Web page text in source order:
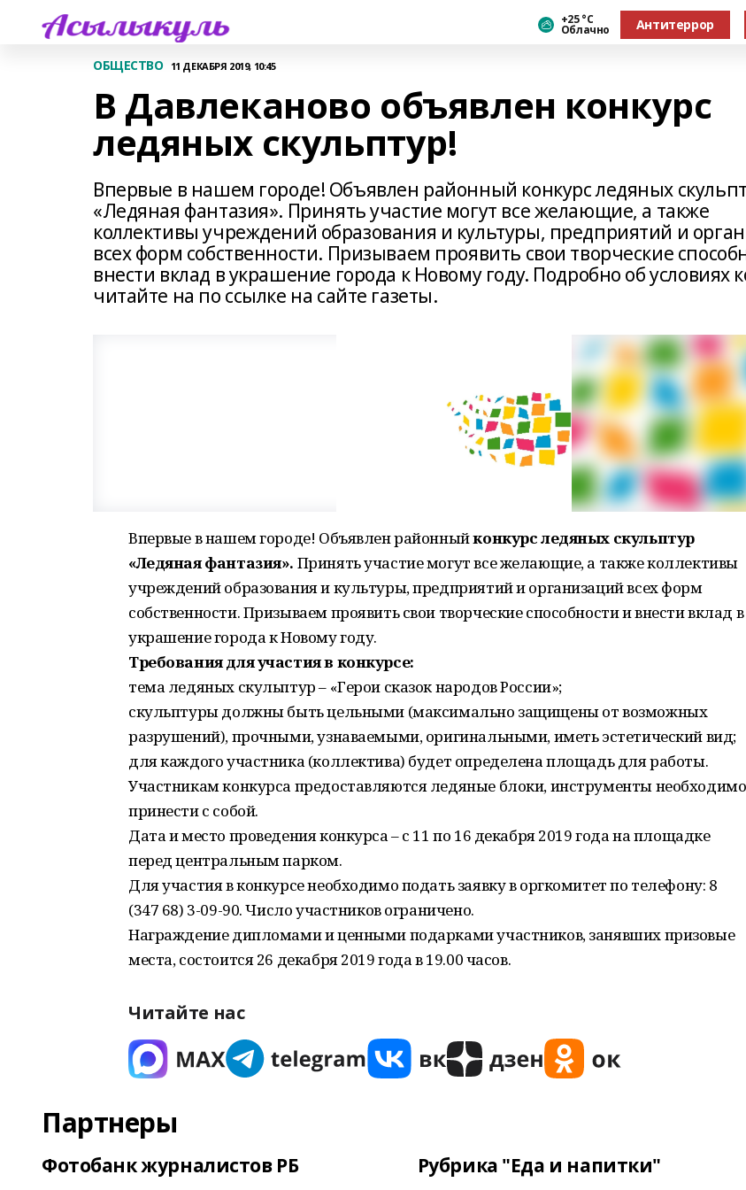
+25 °С
Облачно Антитеррор
ОБЩЕСТВО 11 ДЕКАБРЯ 2019, 10:45
В Давлеканово объявлен конкурс
ледяных скульптур!
Впервые в нашем городе! Объявлен районный конкурс ледяных
«Ледяная фантазия». Принять участие могут все желающие, а также
коллективы учреждений образования и культуры, предприятий и
всех форм собственности. Призываем проявить свои творческие
внести вклад в украшение города к Новому году. Подробно об условиях
читайте на по ссылке на сайте газеты.
Впервые в нашем городе! Объявлен районныйконкурс ледяных скульптур
«Ледяная фантазия». Принять участие могут все желающие, а также коллективы
учреждений образования и культуры, предприятий и организаций всех форм
собственности. Призываем проявить свои творческие способности и внести вклад в
украшение города к Новому году.
Требования для участия в конкурсе:
тема ледяных скульптур – «Герои сказок народов России»;
скульптуры должны быть цельными (максимально защищены от возможных
разрушений), прочными, узнаваемыми, оригинальными, иметь эстетический вид;
для каждого участника (коллектива) будет определена площадь для работы.
Участникам конкурса предоставляются ледяные блоки, инструменты необходимо
принести с собой.
Дата и место проведения конкурса – с 11 по 16 декабря 2019 года на площадке
перед центральным парком.
Для участия в конкурсе необходимо подать заявку в оргкомитет по телефону: 8
(347 68) 3-09-90. Число участников ограничено.
Награждение дипломами и ценными подарками участников, занявших призовые
места, состоится 26 декабря 2019 года в 19.00 часов.
Читайте нас
Партнеры
Фотобанк журналистов РБ Рубрика "Еда и напитки"